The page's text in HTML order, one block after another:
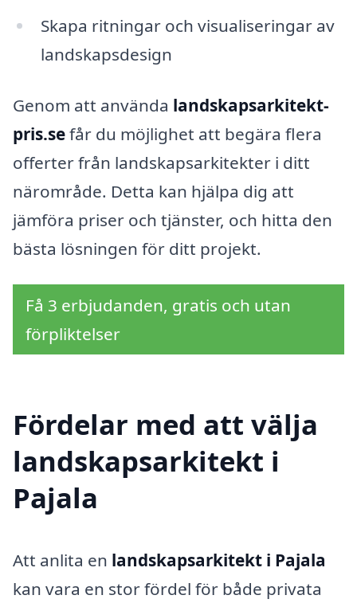
Skapa ritningar och visualiseringar av
landskapsdesign
Genom att använda landskapsarkitekt-
pris.sefår du möjlighet att begära flera
offerter från landskapsarkitekter i ditt
närområde. Detta kan hjälpa dig att
jämföra priser och tjänster, och hitta den
bästa lösningen för ditt projekt.
Få 3 erbjudanden, gratis och utan
förpliktelser
Fördelar med att välja
landskapsarkitekt i
Pajala
Att anlita en landskapsarkitekt i Pajala
kan vara en stor fördel för både privata